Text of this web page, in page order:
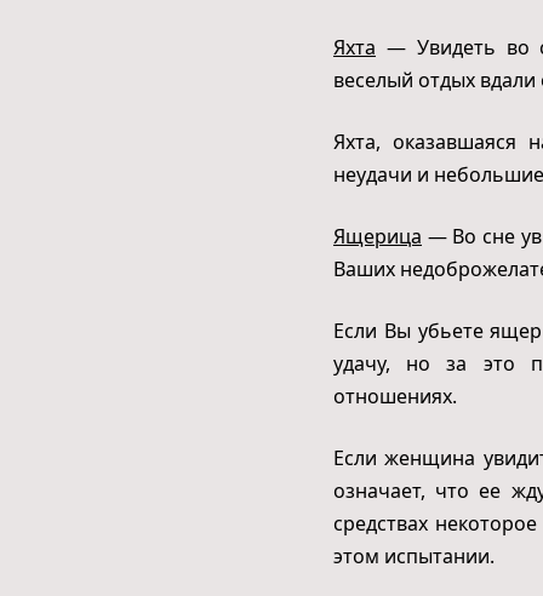
Яхта — Увидеть во
веселый отдых
Яхта, оказавшаяся
неудачи и
Ящерица — Во сне
Ваших
Если Вы убьете
удачу, но за это
отношениях.
Если женщина
означает, что ее
средствах
этом испытании.